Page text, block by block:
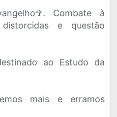
Combate à
e questão
ao Estudo da
mais e erramos